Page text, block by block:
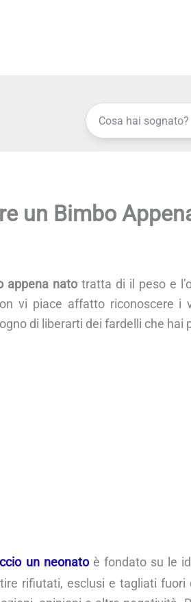
un Bimbo
appena natotratta di il peso e
vi piace affatto riconoscere
di liberarti dei fardelli che hai
un neonatoè fondato su le
rifiutati, esclusi e tagliati